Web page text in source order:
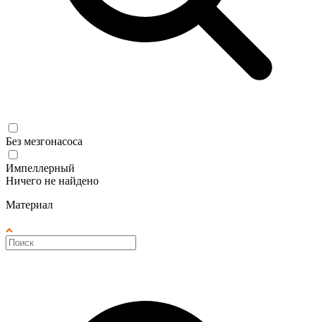
Без мезгонасоса
Импеллерный
Ничего не найдено
Материал